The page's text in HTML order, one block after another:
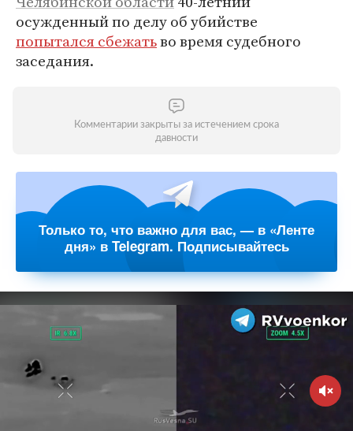
осужденный по делу об убийстве
попытался сбежатьво время судебного
заседания.
Комментарии закрыты за истечением срока
давности
Только то, что важно для вас, — в «Ленте
дня» в Telegram. Подписывайтесь